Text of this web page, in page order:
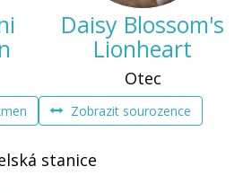
Daisy Blossom's
Lionheart
Otec
Zobrazit sourozence
stanice